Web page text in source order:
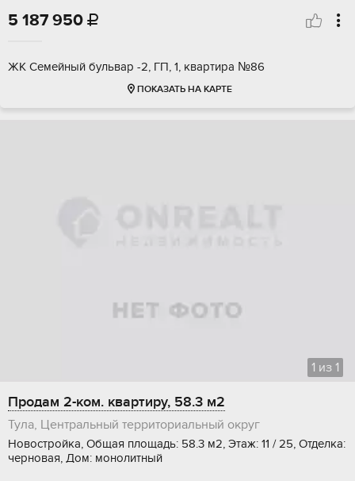
5 187 950 
ЖК Семейный бульвар -2, ГП, 1, квартира №86
ПОКАЗАТЬ НА КАРТЕ
1 из 1
Продам 2-ком. квартиру, 58.3 м2
Тула, Центральный территориальный округ
Новостройка, Общая площадь: 58.3 м2, Этаж: 11 / 25, Отделка:
черновая, Дом: монолитный